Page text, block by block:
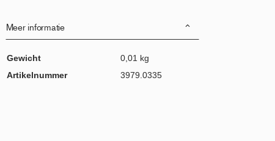
Meer informatie
Gewicht
0,01 kg
Artikelnummer
3979.0335